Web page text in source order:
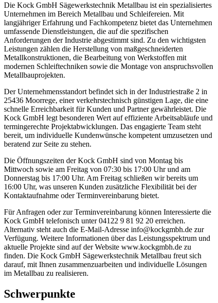
Die Kock GmbH Sägewerkstechnik Metallbau ist ein spezialisiertes
Unternehmen im Bereich Metallbau und Schleifereien. Mit
langjähriger Erfahrung und Fachkompetenz bietet das Unternehmen
umfassende Dienstleistungen, die auf die spezifischen
Anforderungen der Industrie abgestimmt sind. Zu den wichtigsten
Leistungen zählen die Herstellung von maßgeschneiderten
Metallkonstruktionen, die Bearbeitung von Werkstoffen mit
modernen Schleiftechniken sowie die Montage von anspruchsvollen
Metallbauprojekten.
Der Unternehmensstandort befindet sich in der Industriestraße 2 in
25436 Moorrege, einer verkehrstechnisch günstigen Lage, die eine
schnelle Erreichbarkeit für Kunden und Partner gewährleistet. Die
Kock GmbH legt besonderen Wert auf effiziente Arbeitsabläufe und
termingerechte Projektabwicklungen. Das engagierte Team steht
bereit, um individuelle Kundenwünsche kompetent umzusetzen und
beratend zur Seite zu stehen.
Die Öffnungszeiten der Kock GmbH sind von Montag bis
Mittwoch sowie am Freitag von 07:30 bis 17:00 Uhr und am
Donnerstag bis 17:00 Uhr. Am Freitag schließen wir bereits um
16:00 Uhr, was unseren Kunden zusätzliche Flexibilität bei der
Kontaktaufnahme oder Terminvereinbarung bietet.
Für Anfragen oder zur Terminvereinbarung können Interessierte die
Kock GmbH telefonisch unter 04122 9 81 92 20 erreichen.
Alternativ steht auch die E-Mail-Adresse info@kockgmbh.de zur
Verfügung. Weitere Informationen über das Leistungsspektrum und
aktuelle Projekte sind auf der Website www.kockgmbh.de zu
finden. Die Kock GmbH Sägewerkstechnik Metallbau freut sich
darauf, mit Ihnen zusammenzuarbeiten und individuelle Lösungen
im Metallbau zu realisieren.
Schwerpunkte